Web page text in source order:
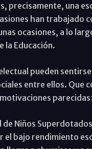
precisamente, una
han trabajado
ocasiones, a lo
la Educación.
pueden
entre ellos. Que
de Niños
bajo rendimiento